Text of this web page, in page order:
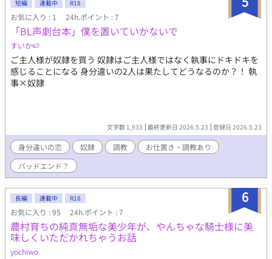
短編 連載中 R18
お気に入り : 1 24h.ポイント : 7
「BL声劇台本」僕を置いていかないで
すいか🍉
ご主人様が奴隷を買う 奴隷はご主人様ではなく執事にドキドキを
感じることになる 身分違いの2人は果たしてどうなるのか？！ 執
事×奴隷
文字数 1,933 最終更新日 2026.5.23 登録日 2026.5.23
身分違いの恋 奴隷 調教
お仕置き・調教あり
バッドエンド？
6
長編 連載中 R18
お気に入り : 95 24h.ポイント : 7
農村育ちの純真無垢な美少年が、やんちゃな騎士様に美
味しくいただかれちゃうお話
yochiwo